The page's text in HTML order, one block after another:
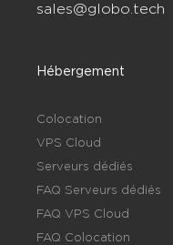
sales@globo.tech
Hébergement
Colocation
VPS Cloud
Serveurs dédiés
FAQ Serveurs dédiés
FAQ VPS Cloud
FAQ Colocation